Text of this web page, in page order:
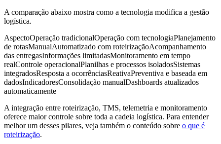
A comparação abaixo mostra como a tecnologia modifica a gestão
logística.
AspectoOperação tradicionalOperação com tecnologiaPlanejamento
de rotasManualAutomatizado com roteirizaçãoAcompanhamento
das entregasInformações limitadasMonitoramento em tempo
realControle operacionalPlanilhas e processos isoladosSistemas
integradosResposta a ocorrênciasReativaPreventiva e baseada em
dadosIndicadoresConsolidação manualDashboards atualizados
automaticamente
A integração entre roteirização, TMS, telemetria e monitoramento
oferece maior controle sobre toda a cadeia logística. Para entender
melhor um desses pilares, veja também o conteúdo sobre o que é
roteirização.